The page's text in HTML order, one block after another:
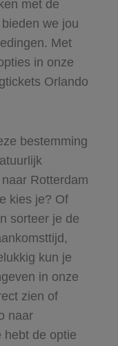
met de
we jou
Met
in onze
Orlando
bestemming
Rotterdam
kies je? Of
sorteer je de
kun je
in onze
zien of
naar
hebt de optie